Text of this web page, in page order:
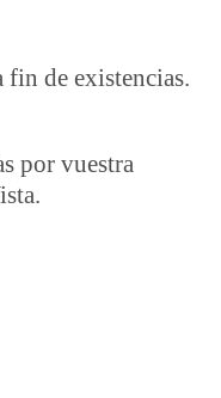
fin de existencias.
por vuestra